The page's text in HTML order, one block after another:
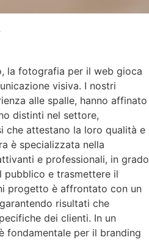
la fotografia per il web gioca
visiva. I nostri
alle spalle, hanno affinato
distinti nel settore,
che attestano la loro qualità e
è specializzata nella
e professionali, in grado
pubblico e trasmettere il
progetto è affrontato con un
risultati che
dei clienti. In un
fondamentale per il branding